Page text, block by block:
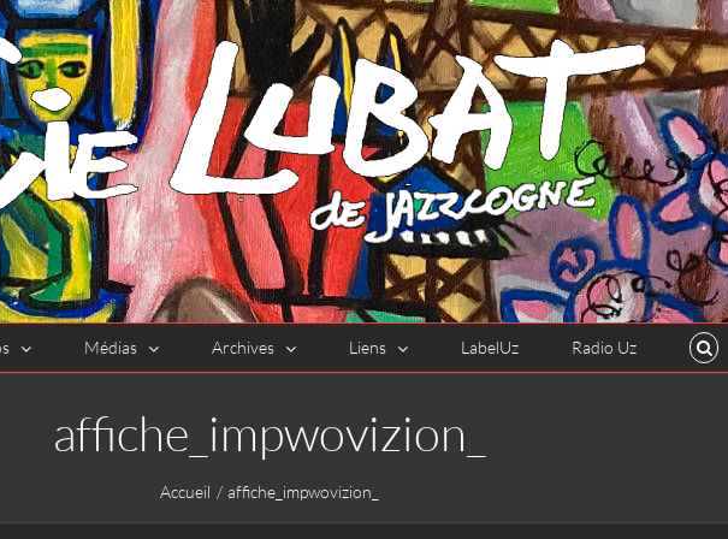
Médias Archives Liens LabelUz Radio Uz
affiche_impwovizion_
Accueil affiche_impwovizion_